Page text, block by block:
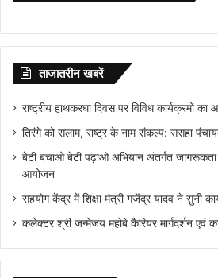
ताजातरीन खबरें
राष्ट्रीय हाथकरघा दिवस पर विविध कार्यक्रमों का
तिरंगे को सलाम, राष्ट्र के नाम संकल्प: ससहा
बेटी बचाओ बेटी पढ़ाओ अभियान अंतर्गत जागरूकता
आयोजन
सहयोग केंद्र में शिक्षा मंत्री गजेंद्र यादव ने सुनी
कलेक्टर श्री जन्मेजय महोबे कैरियर मार्गदर्शन एवं